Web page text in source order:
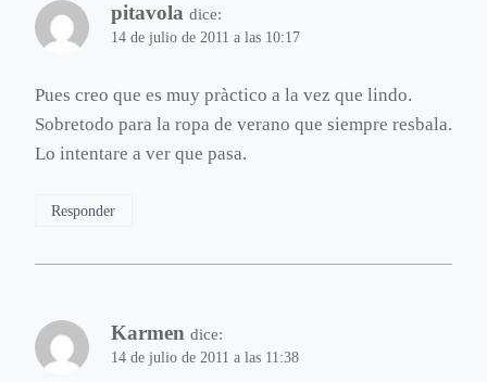
pitavola dice:
14 de julio de 2011 a las 10:17
Pues creo que es muy pràctico a la vez que lindo.
Sobretodo para la ropa de verano que siempre resbala.
Lo intentare a ver que pasa.
Responder
Karmen dice:
14 de julio de 2011 a las 11:38